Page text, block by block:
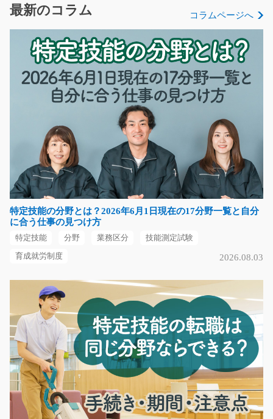
ン作業なので未経験の…
時給1000円～
福岡県嘉麻市
気になる
検査・梱包スタッフ/g01_02161
精密機器に使われるセラミック製の円盤を加工する工場
内作業のお仕事です…
長期（3ヶ月以上）
時給1,300円
岐阜県岐阜市
スプレーを使っての塗装や仕上げ作業/y02_00861
【群馬でもここだけレア求人】自動車の内装部品などに
特殊な塗装加工を行…
長期（3ヶ月以上）
時給1050円
群馬県伊勢崎市
気になる
最新のコラム コラムページへ
特定技能の分野とは？2026年6月1日現在の17分野一覧と自分
に合う仕事の見つけ方
特定技能 分野 業務区分 技能測定試験
育成就労制度 2026.08.03